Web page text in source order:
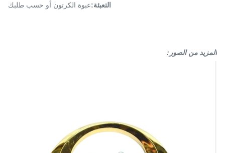
التعبئة:عبوة الكرتون أو حسب طلبك
المزيد من الصور: